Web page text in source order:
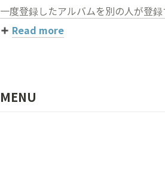
一度登録したアルバムを別の人が登
Read more
MENU